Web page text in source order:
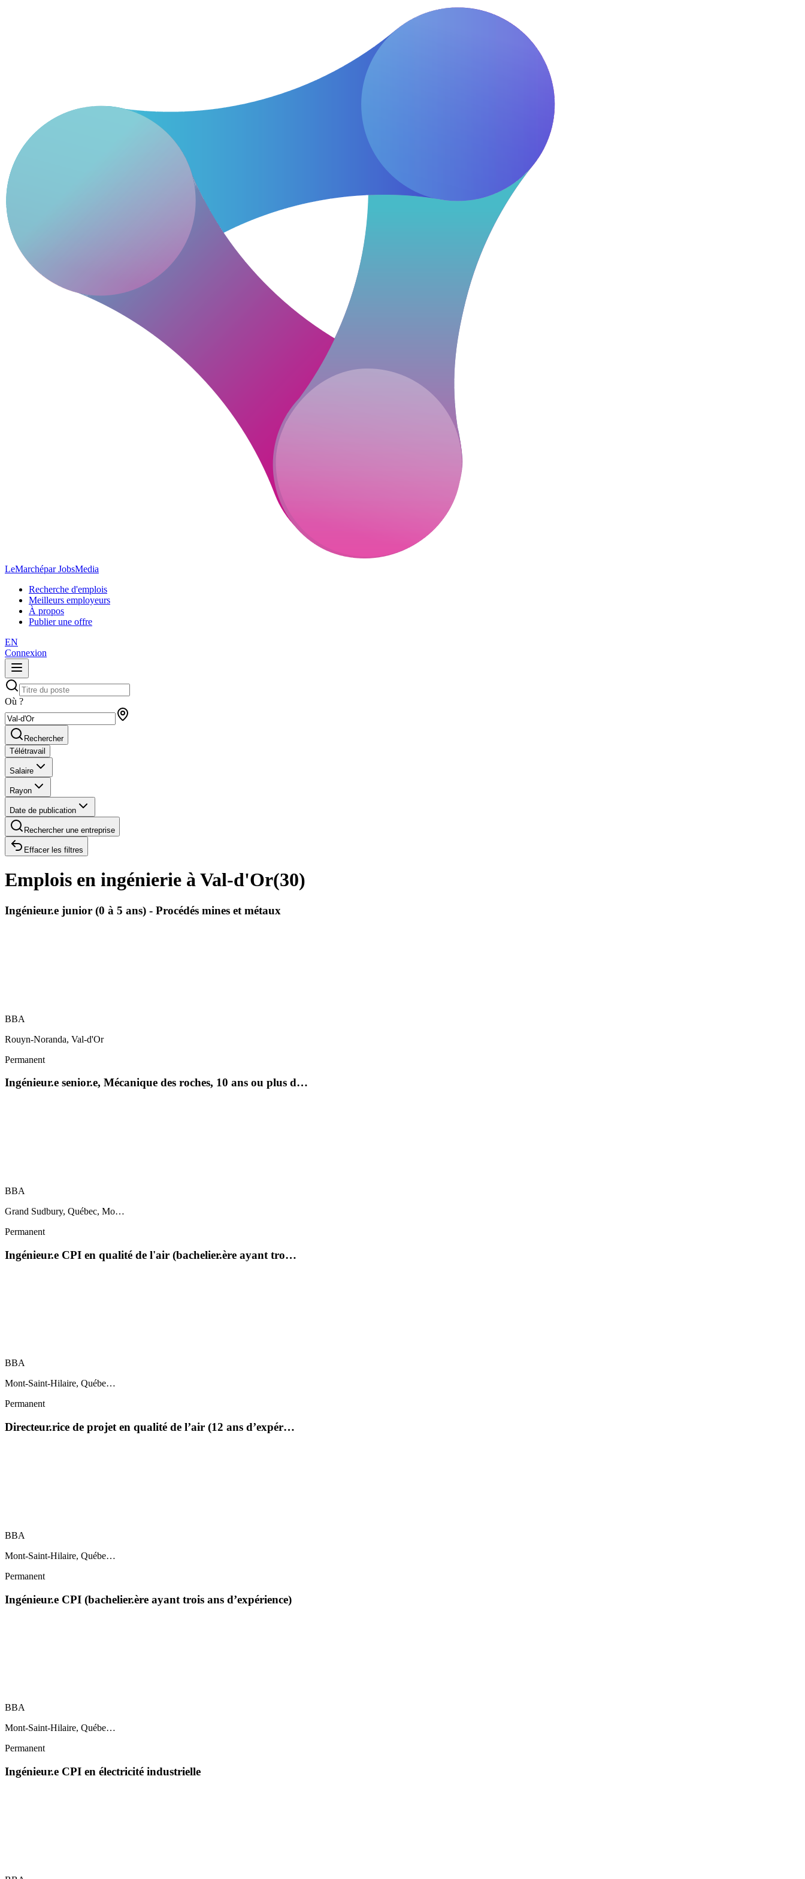
LeMarchépar JobsMedia
Recherche d'emplois
Meilleurs employeurs
À propos
Publier une offre
EN
Connexion
Où ?
Rechercher
Télétravail
Salaire
Rayon
Date de publication
Rechercher une entreprise
Effacer les filtres
Emplois en ingénierie à Val-d'Or(30)
Ingénieur.e junior (0 à 5 ans) - Procédés mines et métaux
BBA
Rouyn-Noranda, Val-d'Or
Permanent
Ingénieur.e senior.e, Mécanique des roches, 10 ans ou plus d…
BBA
Grand Sudbury, Québec, Mo…
Permanent
Ingénieur.e CPI en qualité de l'air (bachelier.ère ayant tro…
BBA
Mont-Saint-Hilaire, Québe…
Permanent
Directeur.rice de projet en qualité de l’air (12 ans d’expér…
BBA
Mont-Saint-Hilaire, Québe…
Permanent
Ingénieur.e CPI (bachelier.ère ayant trois ans d’expérience)
BBA
Mont-Saint-Hilaire, Québe…
Permanent
Ingénieur.e CPI en électricité industrielle